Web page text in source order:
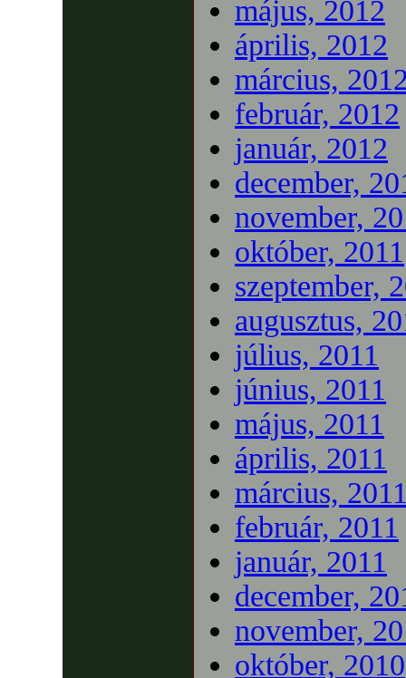
május, 2012
április, 2012
március,
február, 2012
január, 2012
december,
november,
október, 2011
szeptember,
augusztus,
július, 2011
június, 2011
május, 2011
április, 2011
március,
február, 2011
január, 2011
december,
november,
október, 2010